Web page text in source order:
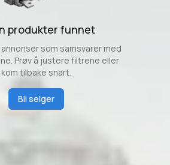
produkter funnet
som samsvarer med
Prøv å justere filtrene eller
kom tilbake snart.
Bli selger